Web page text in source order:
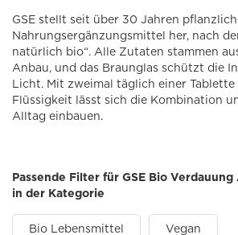
GSE stellt seit über 30 Jahren
Nahrungsergänzungsmittel her, nach
natürlich bio“. Alle Zutaten stammen
Anbau, und das Braunglas schützt die
Licht. Mit zweimal täglich einer Tablette
Flüssigkeit lässt sich die Kombination
Alltag einbauen.
Passende Filter für GSE Bio
in der Kategorie
Bio Lebensmittel Vegan